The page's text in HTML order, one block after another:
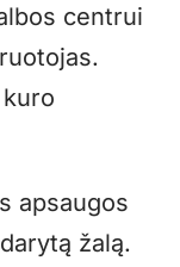
centrui
apsaugos
žalą.